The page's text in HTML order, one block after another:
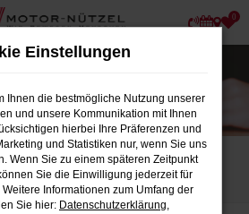
0
Großkunden
Vertragsanpassung
Einstellungen
Ihnen die bestmögliche Nutzung unserer
und unsere Kommunikation mit Ihnen
hierbei Ihre Präferenzen und
und Statistiken nur, wenn Sie uns
Wenn Sie zu einem späteren Zeitpunkt
Sie die Einwilligung jederzeit für
Informationen zum Umfang der
Sie hier: Datenschutzerklärung,